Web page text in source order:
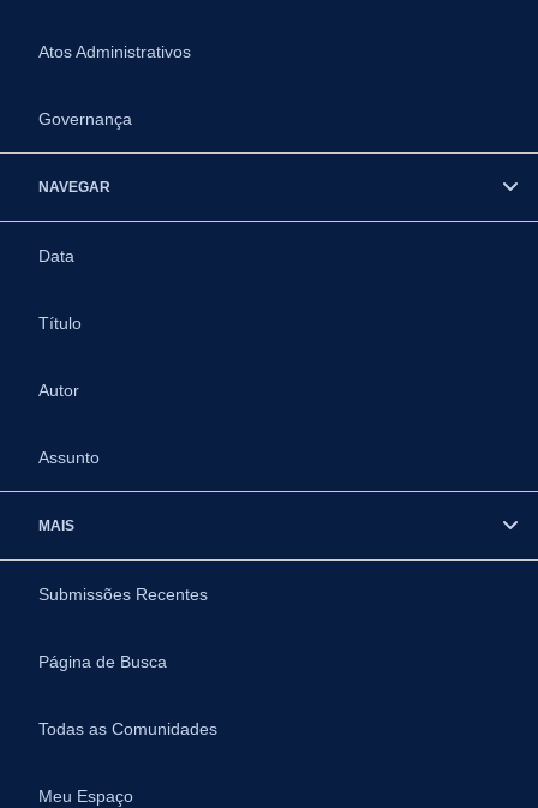
Atos Administrativos
Governança
NAVEGAR
Data
Título
Autor
Assunto
MAIS
Submissões Recentes
Página de Busca
Todas as Comunidades
Meu Espaço